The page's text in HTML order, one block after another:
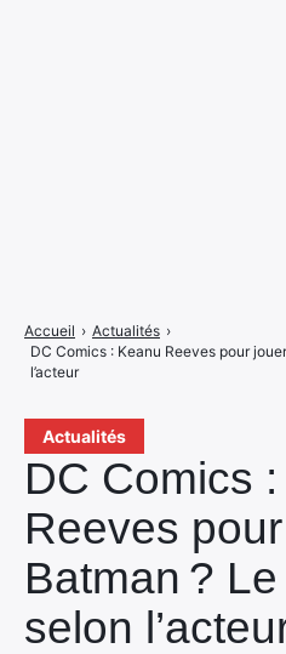
Actualités
DC Comics
Reeves
Batman ?
selon
Accueil › Actualités ›
DC Comics : Keanu Reeves pour
l’acteur